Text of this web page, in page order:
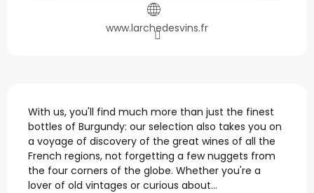
www.larchedesvins.fr
Descripción
With us, you'll find much more than just the finest
bottles of Burgundy: our selection also takes you on
a voyage of discovery of the great wines of all the
French regions, not forgetting a few nuggets from
the four corners of the globe. Whether you're a
lover of old vintages or curious about...